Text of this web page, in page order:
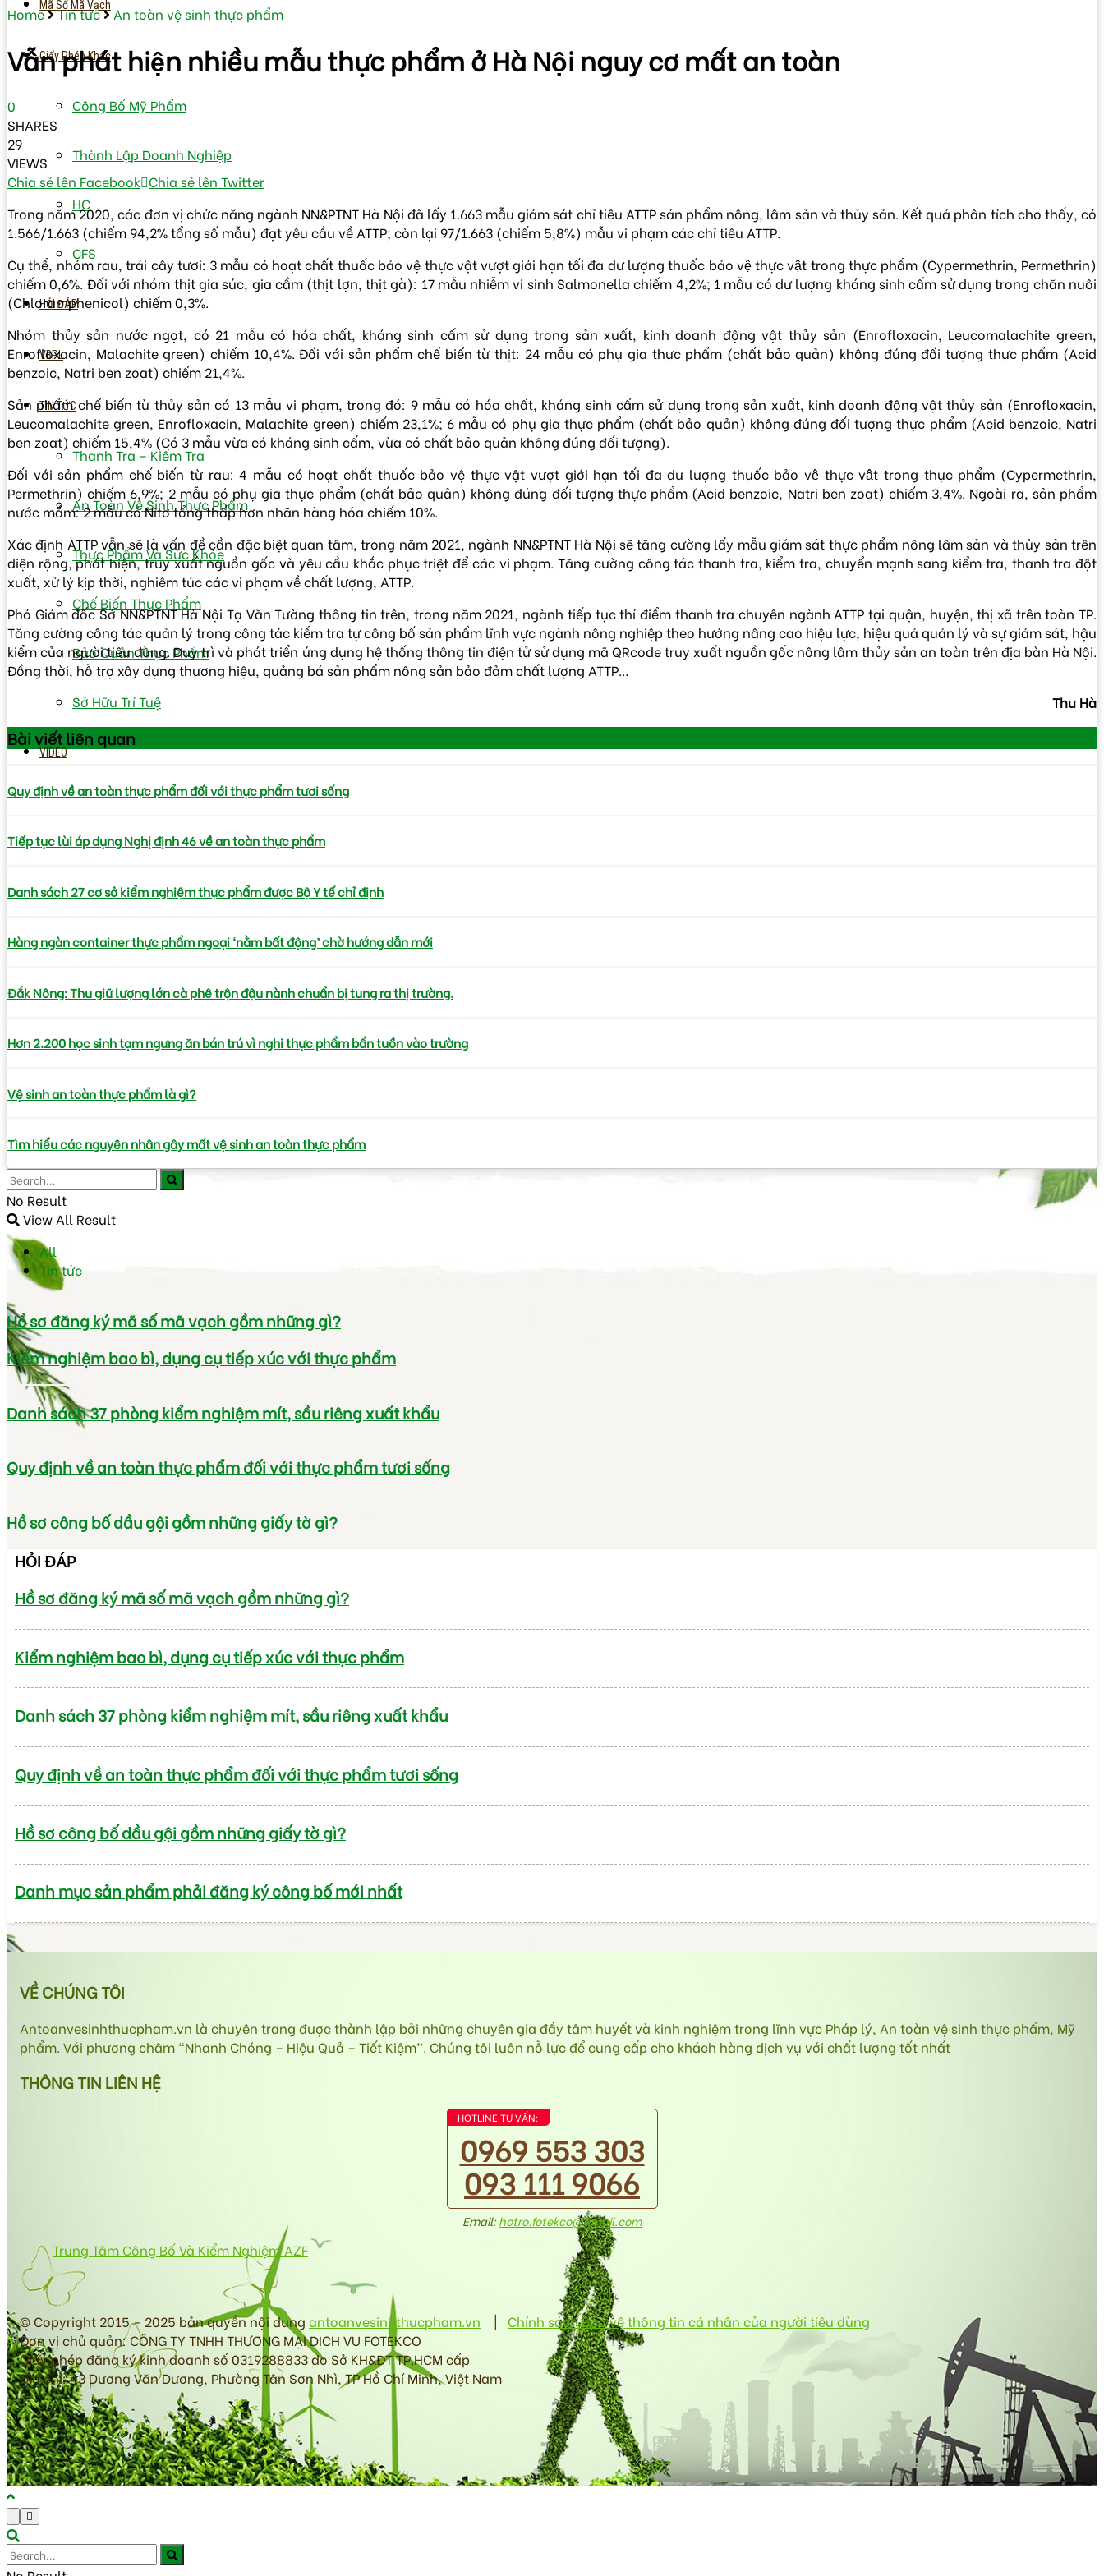
Mã Số Mã Vạch
Giấy Phép Khác
Công Bố Mỹ Phẩm
Thành Lập Doanh Nghiệp
HC
CFS
HỎI ĐÁP
VBPL
TIN TỨC
Thanh Tra – Kiếm Tra
An Toàn Vệ Sinh Thực Phẩm
Thực Phẩm Và Sức Khỏe
Chế Biến Thực Phẩm
Bảo Quản Thực Phẩm
Sở Hữu Trí Tuệ
VIDEO
Home Tin tức An toàn vệ sinh thực phẩm
Vẫn phát hiện nhiều mẫu thực phẩm ở Hà Nội nguy cơ mất an toàn
0
SHARES
29
VIEWS
Chia sẻ lên Facebook Chia sẻ lên Twitter
Trong năm 2020, các đơn vị chức năng ngành NN&PTNT Hà Nội đã lấy 1.663 mẫu giám sát chỉ tiêu ATTP sản phẩm nông, lâm sản và thủy sản. Kết quả phân tích cho thấy, có
1.566/1.663 (chiếm 94,2% tổng số mẫu) đạt yêu cầu về ATTP; còn lại 97/1.663 (chiếm 5,8%) mẫu vi phạm các chỉ tiêu ATTP.
Cụ thể, nhóm rau, trái cây tươi: 3 mẫu có hoạt chất thuốc bảo vệ thực vật vượt giới hạn tối đa dư lượng thuốc bảo vệ thực vật trong thực phẩm (Cypermethrin, Permethrin)
chiếm 0,6%. Đối với nhóm thịt gia súc, gia cầm (thịt lợn, thịt gà): 17 mẫu nhiễm vi sinh Salmonella chiếm 4,2%; 1 mẫu có dư lượng kháng sinh cấm sử dụng trong chăn nuôi
(Chloramphenicol) chiếm 0,3%.
Nhóm thủy sản nước ngọt, có 21 mẫu có hóa chất, kháng sinh cấm sử dụng trong sản xuất, kinh doanh động vật thủy sản (Enrofloxacin, Leucomalachite green,
Enrofloxacin, Malachite green) chiếm 10,4%. Đối với sản phẩm chế biến từ thịt: 24 mẫu có phụ gia thực phẩm (chất bảo quản) không đúng đối tượng thực phẩm (Acid
benzoic, Natri ben zoat) chiếm 21,4%.
Sản phẩm chế biến từ thủy sản có 13 mẫu vi phạm, trong đó: 9 mẫu có hóa chất, kháng sinh cấm sử dụng trong sản xuất, kinh doanh động vật thủy sản (Enrofloxacin,
Leucomalachite green, Enrofloxacin, Malachite green) chiếm 23,1%; 6 mẫu có phụ gia thực phẩm (chất bảo quản) không đúng đối tượng thực phẩm (Acid benzoic, Natri
ben zoat) chiếm 15,4% (Có 3 mẫu vừa có kháng sinh cấm, vừa có chất bảo quản không đúng đối tượng).
Đối với sản phẩm chế biến từ rau: 4 mẫu có hoạt chất thuốc bảo vệ thực vật vượt giới hạn tối đa dư lượng thuốc bảo vệ thực vật trong thực phẩm (Cypermethrin,
Permethrin) chiếm 6,9%; 2 mẫu có phụ gia thực phẩm (chất bảo quản) không đúng đối tượng thực phẩm (Acid benzoic, Natri ben zoat) chiếm 3,4%. Ngoài ra, sản phẩm
nước mắm: 2 mẫu có Nitơ tổng thấp hơn nhãn hàng hóa chiếm 10%.
Xác định ATTP vẫn sẽ là vấn đề cần đặc biệt quan tâm, trong năm 2021, ngành NN&PTNT Hà Nội sẽ tăng cường lấy mẫu giám sát thực phẩm nông lâm sản và thủy sản trên
diện rộng, phát hiện, truy xuất nguồn gốc và yêu cầu khắc phục triệt để các vi phạm. Tăng cường công tác thanh tra, kiểm tra, chuyển mạnh sang kiểm tra, thanh tra đột
xuất, xử lý kịp thời, nghiêm túc các vi phạm về chất lượng, ATTP.
Phó Giám đốc Sở NN&PTNT Hà Nội Tạ Văn Tường thông tin trên, trong năm 2021, ngành tiếp tục thí điểm thanh tra chuyên ngành ATTP tại quận, huyện, thị xã trên toàn TP.
Tăng cường công tác quản lý trong công tác kiểm tra tự công bố sản phẩm lĩnh vực ngành nông nghiệp theo hướng nâng cao hiệu lực, hiệu quả quản lý và sự giám sát, hậu
kiểm của người tiêu dùng. Duy trì và phát triển ứng dụng hệ thống thông tin điện tử sử dụng mã QRcode truy xuất nguồn gốc nông lâm thủy sản an toàn trên địa bàn Hà Nội.
Đồng thời, hỗ trợ xây dựng thương hiệu, quảng bá sản phẩm nông sản bảo đảm chất lượng ATTP…
Thu Hà
Bài viếtliên quan
Quy định về an toàn thực phẩm đối với thực phẩm tươi sống
Tiếp tục lùi áp dụng Nghị định 46 về an toàn thực phẩm
Danh sách 27 cơ sở kiểm nghiệm thực phẩm được Bộ Y tế chỉ định
Hàng ngàn container thực phẩm ngoại ‘nằm bất động’ chờ hướng dẫn mới
Đắk Nông: Thu giữ lượng lớn cà phê trộn đậu nành chuẩn bị tung ra thị trường.
Hơn 2.200 học sinh tạm ngưng ăn bán trú vì nghi thực phẩm bẩn tuồn vào trường
Vệ sinh an toàn thực phẩm là gì?
Tìm hiểu các nguyên nhân gây mất vệ sinh an toàn thực phẩm
No Result
View All Result
All
Tin tức
Hồ sơ đăng ký mã số mã vạch gồm những gì?
Kiểm nghiệm bao bì, dụng cụ tiếp xúc với thực phẩm
Danh sách 37 phòng kiểm nghiệm mít, sầu riêng xuất khẩu
Quy định về an toàn thực phẩm đối với thực phẩm tươi sống
Hồ sơ công bố dầu gội gồm những giấy tờ gì?
HỎI ĐÁP
Hồ sơ đăng ký mã số mã vạch gồm những gì?
Kiểm nghiệm bao bì, dụng cụ tiếp xúc với thực phẩm
Danh sách 37 phòng kiểm nghiệm mít, sầu riêng xuất khẩu
Quy định về an toàn thực phẩm đối với thực phẩm tươi sống
Hồ sơ công bố dầu gội gồm những giấy tờ gì?
Danh mục sản phẩm phải đăng ký công bố mới nhất
VỀ CHÚNG TÔI
Antoanvesinhthucpham.vn là chuyên trang được thành lập bởi những chuyên gia đầy tâm huyết và kinh nghiệm trong lĩnh vực Pháp lý, An toàn vệ sinh thực phẩm, Mỹ
phẩm. Với phương châm “Nhanh Chóng – Hiệu Quả – Tiết Kiệm”. Chúng tôi luôn nỗ lực để cung cấp cho khách hàng dịch vụ với chất lượng tốt nhất
THÔNG TIN LIÊN HỆ
HOTLINE TƯ VẤN:
0969 553 303
093 111 9066
Email:hotro.fotekco@gmail.com
Trung Tâm Công Bố Và Kiểm Nghiệm AZF
© Copyright 2015 - 2025 bản quyền nội dung antoanvesinhthucpham.vn | Chính sách bảo vệ thông tin cá nhân của người tiêu dùng
Đơn vị chủ quản: CÔNG TY TNHH THƯƠNG MẠI DỊCH VỤ FOTEKCO
Giấy phép đăng ký kinh doanh số 0319288833 do Sở KH&ĐT TP.HCM cấp
Địa chỉ: 43 Dương Văn Dương, Phường Tân Sơn Nhì, TP Hồ Chí Minh, Việt Nam